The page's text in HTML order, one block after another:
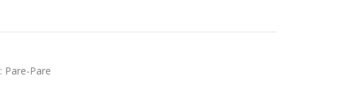
: Pare-Pare